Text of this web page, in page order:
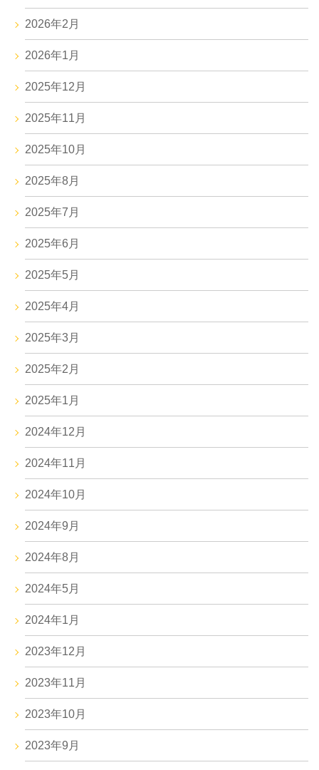
2026年2月
2026年1月
2025年12月
2025年11月
2025年10月
2025年8月
2025年7月
2025年6月
2025年5月
2025年4月
2025年3月
2025年2月
2025年1月
2024年12月
2024年11月
2024年10月
2024年9月
2024年8月
2024年5月
2024年1月
2023年12月
2023年11月
2023年10月
2023年9月